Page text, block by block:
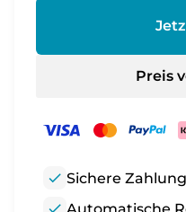
Preis
check Sichere
check